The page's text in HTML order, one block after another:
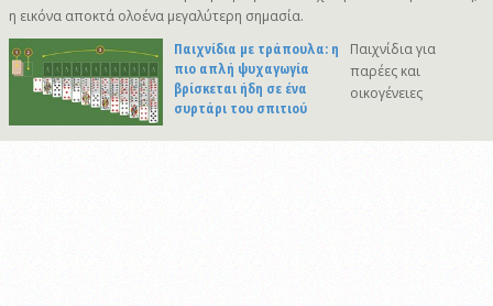
η εικόνα αποκτά ολοένα μεγαλύτερη σημασία.
Παιχνίδια με τράπουλα: η
πιο απλή ψυχαγωγία
βρίσκεται ήδη σε ένα
συρτάρι του σπιτιού
Παιχνίδια για
παρέες και
οικογένειες